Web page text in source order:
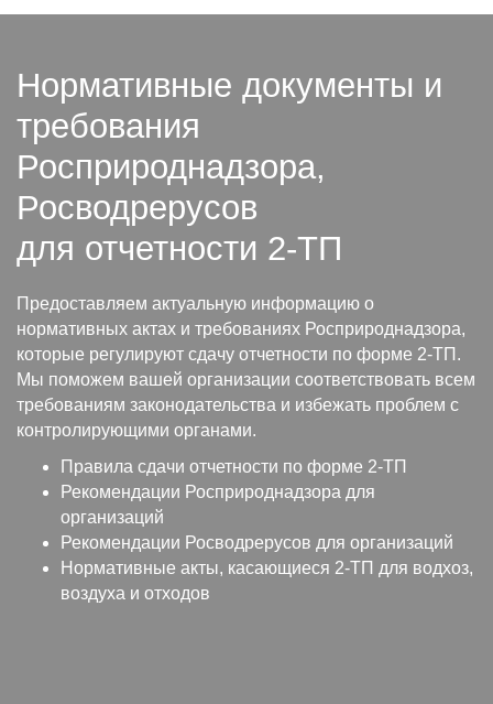
Нормативные документы и
требования
Росприроднадзора,
Росводрерусов
для отчетности 2-ТП
Предоставляем актуальную информацию о
нормативных актах и требованиях Росприроднадзора,
которые регулируют сдачу отчетности по форме 2-ТП.
Мы поможем вашей организации соответствовать всем
требованиям законодательства и избежать проблем с
контролирующими органами.
Правила сдачи отчетности по форме 2-ТП
Рекомендации Росприроднадзора для
организаций
Рекомендации Росводрерусов для организаций
Нормативные акты, касающиеся 2-ТП для водхоз,
воздуха и отходов